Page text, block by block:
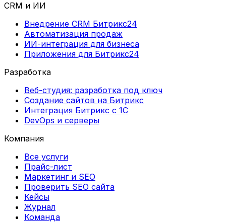
CRM и ИИ
Внедрение CRM Битрикс24
Автоматизация продаж
ИИ-интеграция для бизнеса
Приложения для Битрикс24
Разработка
Веб-студия: разработка под ключ
Создание сайтов на Битрикс
Интеграция Битрикс с 1С
DevOps и серверы
Компания
Все услуги
Прайс-лист
Маркетинг и SEO
Проверить SEO сайта
Кейсы
Журнал
Команда